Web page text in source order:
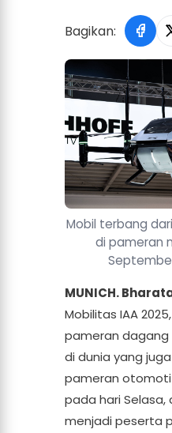
Bagikan:
Mobil terbang
di pameran
MUNICH.
Mobilitas IAA
pameran
di dunia yang
pameran
pada hari Selasa,
menjadi peserta